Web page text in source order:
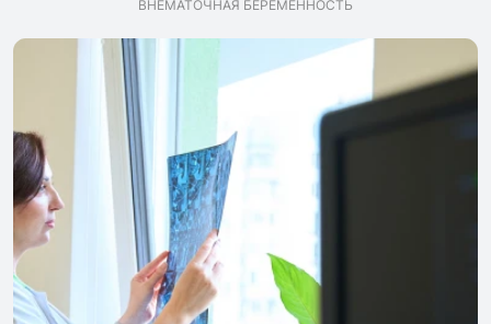
ВНЕМАТОЧНАЯ БЕРЕМЕННОСТЬ